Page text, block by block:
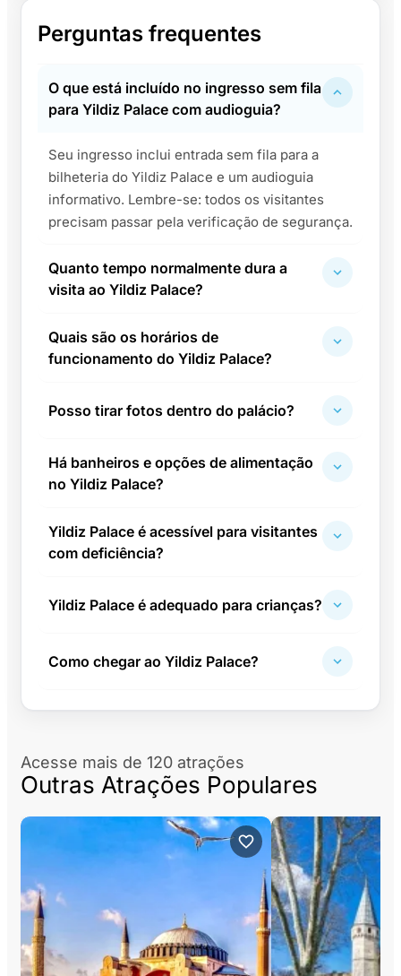
Perguntas frequentes
O que está incluído no ingresso sem fila
para Yildiz Palace com audioguia?
Seu ingresso inclui entrada sem fila para a
bilheteria do Yildiz Palace e um audioguia
informativo. Lembre-se: todos os visitantes
precisam passar pela verificação de segurança.
Quanto tempo normalmente dura a
visita ao Yildiz Palace?
Quais são os horários de
funcionamento do Yildiz Palace?
Posso tirar fotos dentro do palácio?
Há banheiros e opções de alimentação
no Yildiz Palace?
Yildiz Palace é acessível para visitantes
com deficiência?
Yildiz Palace é adequado para crianças?
Como chegar ao Yildiz Palace?
Acesse mais de 120 atrações
Outras Atrações Populares